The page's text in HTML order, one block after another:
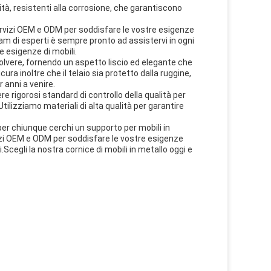
resistenti alla corrosione, che garantiscono
OEM e ODM per soddisfare le vostre esigenze
di esperti è sempre pronto ad assistervi in ogni
di mobili.
fornendo un aspetto liscio ed elegante che
inoltre che il telaio sia protetto dalla ruggine,
a venire.
rigorosi standard di controllo della qualità per
materiali di alta qualità per garantire
chiunque cerchi un supporto per mobili in
e ODM per soddisfare le vostre esigenze
la nostra cornice di mobili in metallo oggi e